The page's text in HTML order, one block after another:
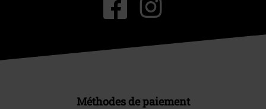
Méthodes de paiement